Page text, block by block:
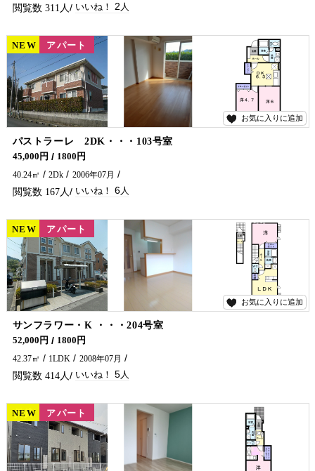
311 2
お気に入りに追加
賃貸
NEW アパート
パストラーレ 2DK・・・103号室
沖田町に大東建託の物件がでました！ 延岡市でアパートをお探しなら五ヶ瀬不動産までお問い合わせください。
45,000円
1800円
40.24㎡
2Dk 2006年07月
167 6
お気に入りに追加
賃貸
NEW アパート
サンフラワー・K ・・・204号室
アパートをお探しでしたら是非五ヶ瀬不動産へお問合せください🏠✨
52,000円
1800円
42.37㎡
1LDK 2008年07月
414 5
賃貸
NEW アパート